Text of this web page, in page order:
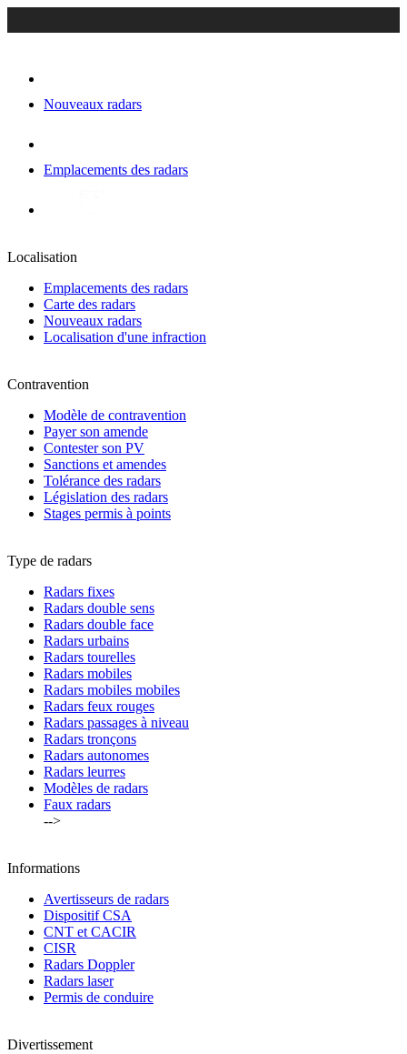
Nouveaux radars
Emplacements des radars
Localisation
Emplacements des radars
Carte des radars
Nouveaux radars
Localisation d'une infraction
Contravention
Modèle de contravention
Payer son amende
Contester son PV
Sanctions et amendes
Tolérance des radars
Législation des radars
Stages permis à points
Type de radars
Radars fixes
Radars double sens
Radars double face
Radars urbains
Radars tourelles
Radars mobiles
Radars mobiles mobiles
Radars feux rouges
Radars passages à niveau
Radars tronçons
Radars autonomes
Radars leurres
Modèles de radars
Faux radars
-->
Informations
Avertisseurs de radars
Dispositif CSA
CNT et CACIR
CISR
Radars Doppler
Radars laser
Permis de conduire
Divertissement